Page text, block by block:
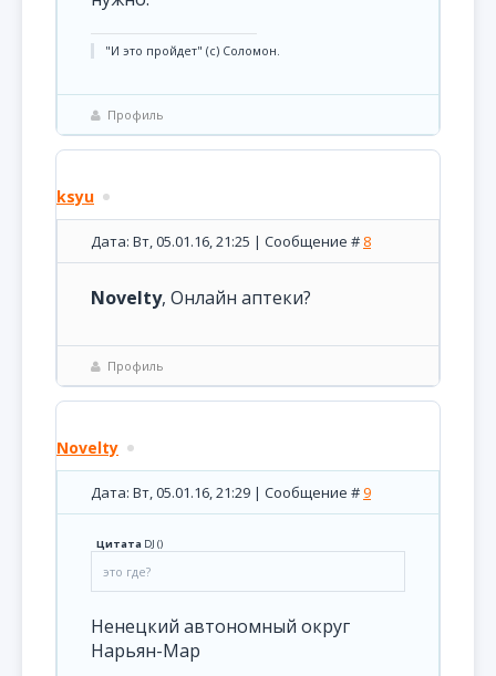
"И это пройдет" (с) Соломон.
Профиль
ksyu
Дата: Вт, 05.01.16, 21:25 | Сообщение # 8
Novelty, Онлайн аптеки?
Профиль
Novelty
Дата: Вт, 05.01.16, 21:29 | Сообщение #9
Цитата DJ ()
это где?
Ненецкий автономный округ
Нарьян-Мар